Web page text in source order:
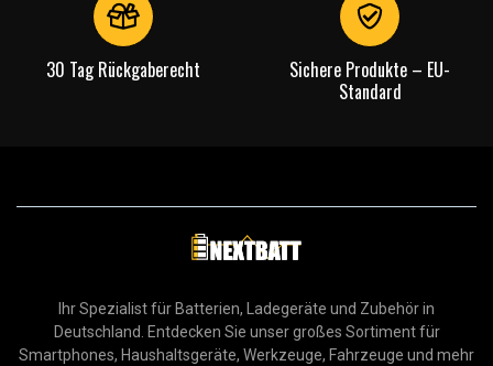
30 Tag Rückgaberecht
Sichere Produkte – EU-
Standard
Ihr Spezialist für Batterien, Ladegeräte und Zubehör in
Deutschland. Entdecken Sie unser großes Sortiment für
Smartphones, Haushaltsgeräte, Werkzeuge, Fahrzeuge und mehr